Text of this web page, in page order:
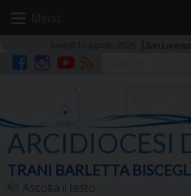
Menu
San
ARCIDIOCESI
TRANI BARLETTA
Ascolta il testo